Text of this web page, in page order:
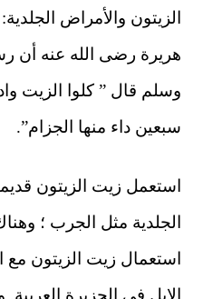
الزيتون والأمراض
هريرة رضى الله عنه أن
وسلم قال ” كلوا الزيت
سبعين داء منها الجزام”.
استعمل زيت الزيتون
الجلدية مثل الجرب ؛
استعمال زيت الزيتون